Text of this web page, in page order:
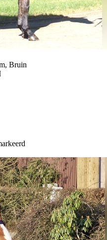
Bruin